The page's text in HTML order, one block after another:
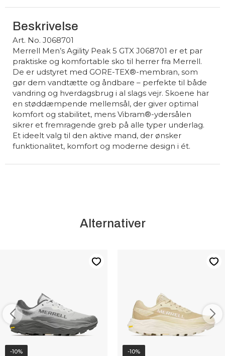
Beskrivelse
Art. No. J068701
Merrell Men’s Agility Peak 5 GTX J068701 er et par
praktiske og komfortable sko til herrer fra Merrell.
De er udstyret med GORE-TEX®-membran, som
gør dem vandtætte og åndbare – perfekte til både
vandring og hverdagsbrug i al slags vejr. Skoene har
en støddæmpende mellemsål, der giver optimal
komfort og stabilitet, mens Vibram®-ydersålen
sikrer et fremragende greb på alle typer underlag.
Et ideelt valg til den aktive mand, der ønsker
funktionalitet, komfort og moderne design i ét.
Alternativer
-10% -10%